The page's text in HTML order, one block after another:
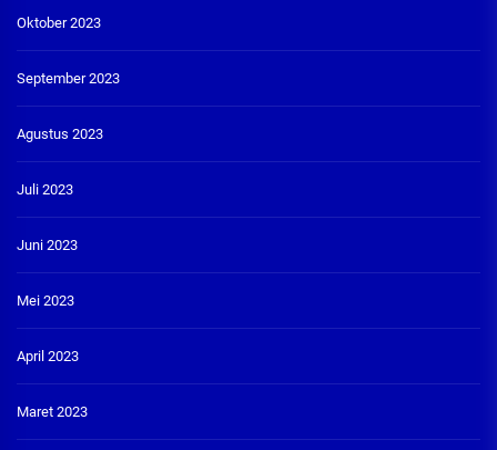
Oktober 2023
September 2023
Agustus 2023
Juli 2023
Juni 2023
Mei 2023
April 2023
Maret 2023